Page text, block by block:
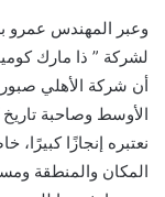
وعبر المهندس عمرو
لشركة ” ذا مارك
أن شركة الأهلي
الأوسط وصاحبة
نعتبره إنجازًا كبيرًا،
المكان والمنطقة